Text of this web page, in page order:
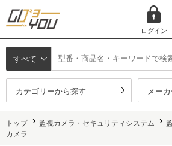
ログイン
すべて
カテゴリーから探す メー
トップ 監視カメラ・セキュリティシステム
カメラ